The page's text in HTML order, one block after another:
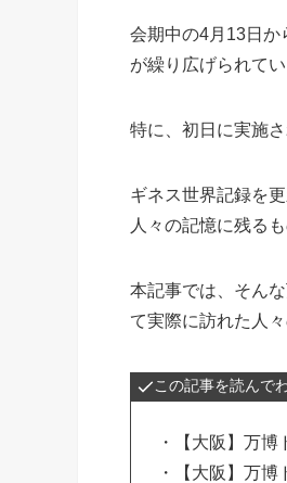
会期中の4月13日か
が繰り広げられてい
特に、初日に実施
ギネス世界記録を
人々の記憶に残る
本記事では、そん
て実際に訪れた人
この記事を読んで
・【大阪】万
・【大阪】万